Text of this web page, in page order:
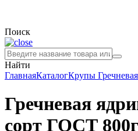
Поиск
Найти
ГлавнаяКаталогКрупы
Гречневая
сорт ГОСТ